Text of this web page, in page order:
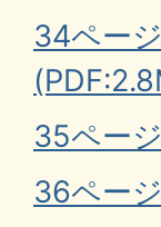
34ペー
35ペー
36ペー